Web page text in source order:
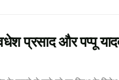
प्रसाद और पप्पू